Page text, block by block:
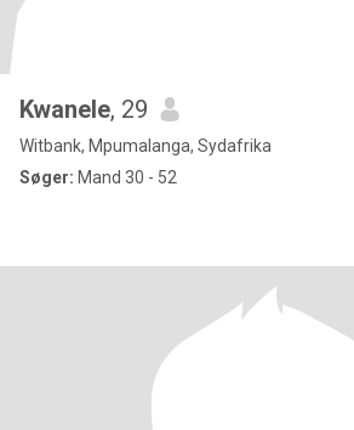
Kwanele, 29
Witbank, Mpumalanga, Sydafrika
Søger: Mand 30 - 52